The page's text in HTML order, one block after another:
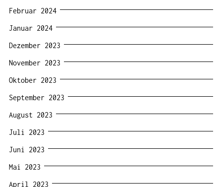
Februar 2024
Januar 2024
Dezember 2023
November 2023
Oktober 2023
September 2023
August 2023
Juli 2023
Juni 2023
Mai 2023
April 2023